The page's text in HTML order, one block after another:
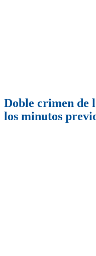
Doble crimen de
los minutos